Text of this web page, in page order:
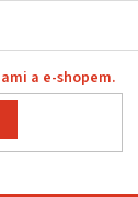
a e-shopem.